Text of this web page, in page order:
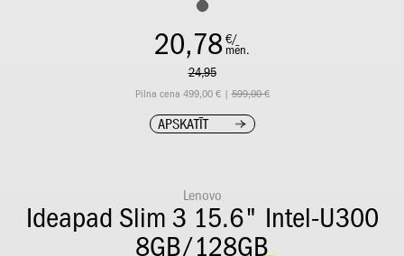
20,78 €/
mēn.
24,95
Pilna cena 499,00 € |599,00 €
APSKATĪT
Lenovo
Ideapad Slim 3 15.6" Intel-U300
8GB/128GB